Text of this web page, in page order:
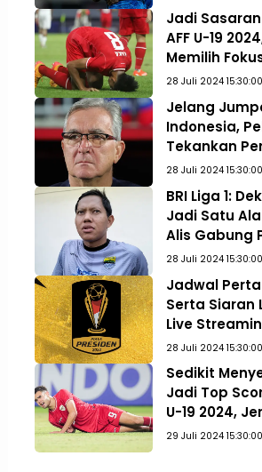
Jadi
AFF U-19
Memilih
28 Juli 2024 15:30:00
Jelang
Indonesia,
Tekankan
Mental
Kualifikasi
28 Juli 2024 15:30:00
BRI Liga 1:
Jadi Satu
Alis Gabung
28 Juli 2024 15:30:00
Jadwal
Serta Siaran
Live
Posisi Tiga
Presiden 2024
28 Juli 2024 15:30:00
Sedikit
Jadi Top
U-19 2024,
Paling
29 Juli 2024 15:30:00